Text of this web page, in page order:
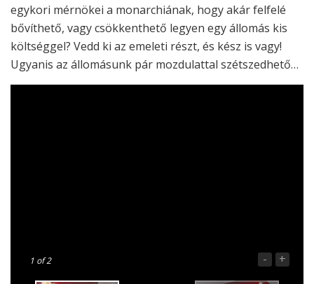
egykori mérnökei a monarchiának, hogy akár felfelé
bővíthető, vagy csökkenthető legyen egy állomás kis
költséggel? Vedd ki az emeleti részt, és kész is vagy!
Ugyanis az állomásunk pár mozdulattal szétszedhető…
1 of 2 - +